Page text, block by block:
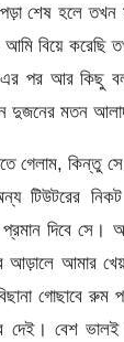
শেষ হলে
বিয়ে করেছি
পর আর কিছু
দুজনের মতন
গেলাম, কিন্তু
টিউটরের
প্রমান দিবে সে।
আড়ালে আমার
গোছাবে রুম
দেই। বেশ ভালই